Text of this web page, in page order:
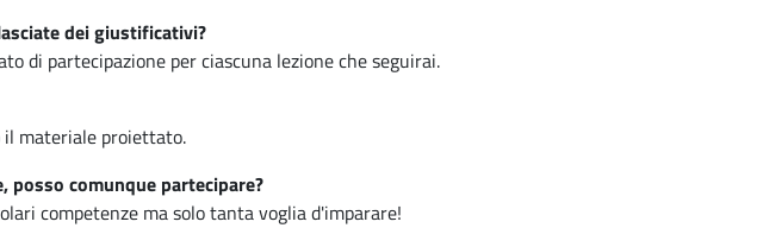
dei giustificativi?
di partecipazione per ciascuna lezione che seguirai.
materiale proiettato.
posso comunque partecipare?
competenze ma solo tanta voglia d'imparare!